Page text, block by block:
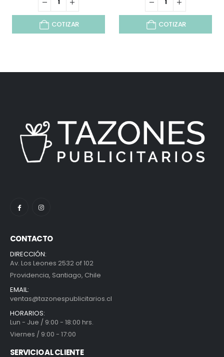
COTIZAR COTIZAR
CONTACTO
DIRECCIÓN:
Av. Los Leones 2532 of 102
Providencia, Santiago, Chile
EMAIL:
ventas@tazonespublicitarios.cl
HORARIOS:
Lun - Jue / 9:00 - 18:00 hrs.
Viernes / 9:00 - 17:00
SERVICIO AL CLIENTE